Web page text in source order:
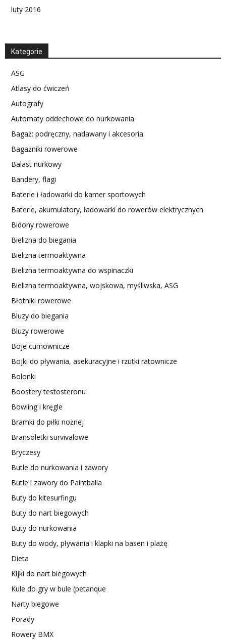
luty 2016
Kategorie
ASG
Atlasy do ćwiczeń
Autografy
Automaty oddechowe do nurkowania
Bagaż: podręczny, nadawany i akcesoria
Bagażniki rowerowe
Balast nurkowy
Bandery, flagi
Baterie i ładowarki do kamer sportowych
Baterie, akumulatory, ładowarki do rowerów elektrycznych
Bidony rowerowe
Bielizna do biegania
Bielizna termoaktywna
Bielizna termoaktywna do wspinaczki
Bielizna termoaktywna, wojskowa, myśliwska, ASG
Błotniki rowerowe
Bluzy do biegania
Bluzy rowerowe
Boje cumownicze
Bojki do pływania, asekuracyjne i rzutki ratownicze
Bolonki
Boostery testosteronu
Bowling i kręgle
Bramki do piłki nożnej
Bransoletki survivalowe
Bryczesy
Butle do nurkowania i zawory
Butle i zawory do Paintballa
Buty do kitesurfingu
Buty do nart biegowych
Buty do nurkowania
Buty do wody, pływania i klapki na basen i plażę
Dieta
Kijki do nart biegowych
Kule do gry w bule (petanque
Narty biegowe
Porady
Rowery BMX